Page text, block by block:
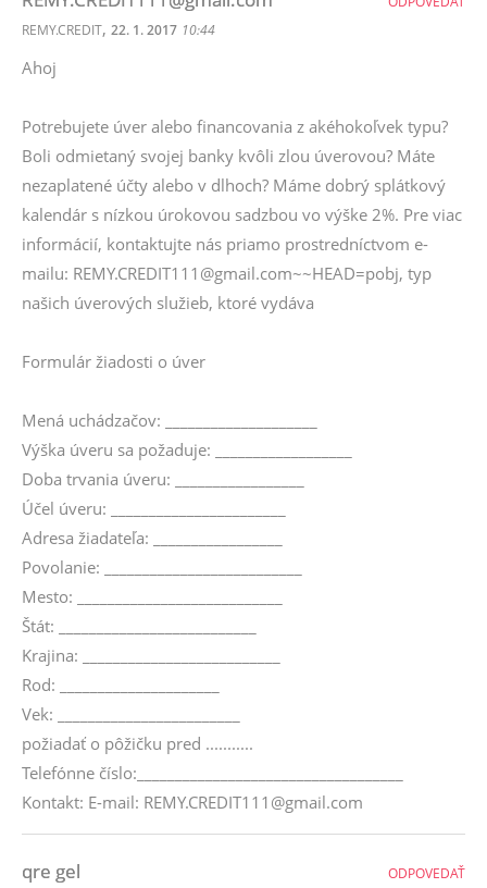
REMY.CREDIT, 22. 1. 2017 10:44
Ahoj
Potrebujete úver alebo financovania z akéhokoľvek typu?
Boli odmietaný svojej banky kvôli zlou úverovou? Máte
nezaplatené účty alebo v dlhoch? Máme dobrý splátkový
kalendár s nízkou úrokovou sadzbou vo výške 2%. Pre viac
informácií, kontaktujte nás priamo prostredníctvom e-
mailu: REMY.CREDIT111@gmail.com~~HEAD=pobj, typ
našich úverových služieb, ktoré vydáva
Formulár žiadosti o úver
Mená uchádzačov: ____________________
Výška úveru sa požaduje: __________________
Doba trvania úveru: _________________
Účel úveru: _______________________
Adresa žiadateľa: _________________
Povolanie: __________________________
Mesto: ___________________________
Štát: __________________________
Krajina: __________________________
Rod: _____________________
Vek: ________________________
požiadať o pôžičku pred ...........
Telefónne číslo:___________________________________
Kontakt: E-mail: REMY.CREDIT111@gmail.com
qre gel ODPOVEDAŤ